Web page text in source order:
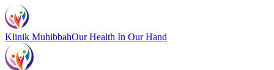
Klinik MuhibbahOur Health In Our Hand